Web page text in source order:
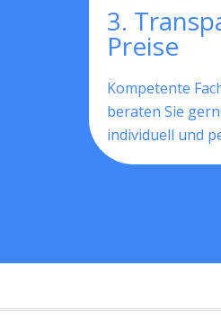
3.
Preise
Kompetente
beraten Sie
individuell und